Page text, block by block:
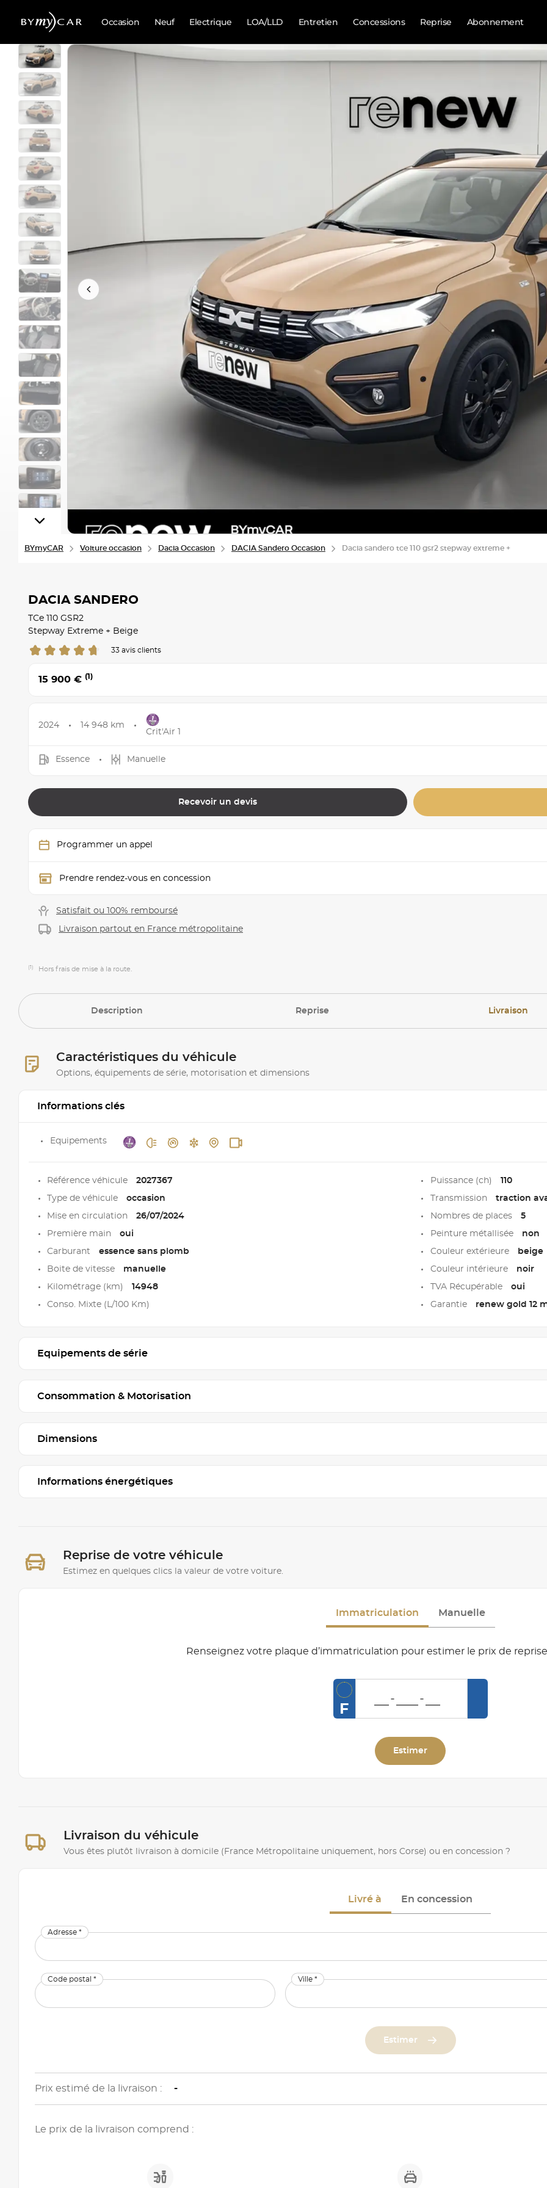
Occasion Neuf Electrique LOA/LLD Entretien Concessions Reprise Abonnement
BYmyCAR Voiture occasion Dacia Occasion DACIA Sandero Occasion Dacia sandero tce 110 gsr2 stepway extreme +
DACIA SANDERO
TCe 110 GSR2
Stepway Extreme + Beige
33 avis clients
15 900 € (1)
2024 14 948 km
Crit'Air 1
Essence Manuelle
Recevoir un devis
Programmer un appel
Prendre rendez-vous en concession
Satisfait ou 100% remboursé
Livraison partout en France métropolitaine
(1) Hors frais de mise à la route.
Description Reprise Livraison
Caractéristiques du véhicule
Options, équipements de série, motorisation et dimensions
Informations clés
Equipements
Référence véhicule 2027367
Type de véhicule occasion
Mise en circulation 26/07/2024
Première main oui
Carburant essence sans plomb
Boite de vitesse manuelle
Kilométrage (km) 14948
Conso. Mixte (L/100 Km)
Puissance (ch) 110
Transmission traction
Nombres de places 5
Peinture métallisée non
Couleur extérieure beige
Couleur intérieure noir
TVA Récupérable oui
Garantie renew gold 12
Equipements de série
Consommation & Motorisation
Dimensions
Informations énergétiques
Reprise de votre véhicule
Estimez en quelques clics la valeur de votre voiture.
Immatriculation Manuelle
Renseignez votre plaque d’immatriculation pour estimer le prix de
F
Estimer
Livraison du véhicule
Vous êtes plutôt livraison à domicile (France Métropolitaine uniquement, hors Corse) ou en concession ?
Livré à En concession
Adresse *
Code postal * Ville *
Estimer
Prix estimé de la livraison : -
Le prix de la livraison comprend :